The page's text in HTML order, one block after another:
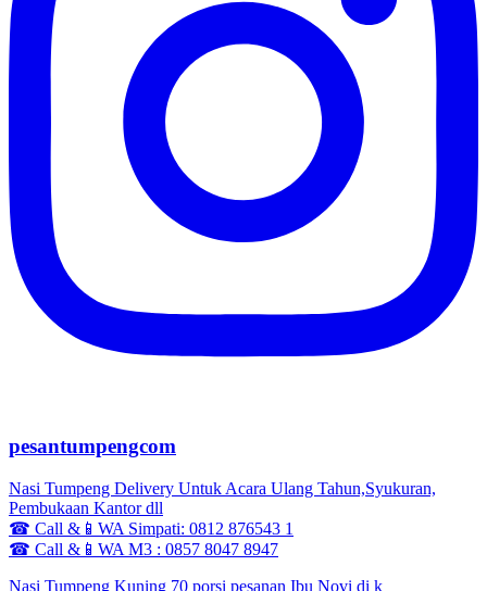
pesantumpengcom
Nasi Tumpeng Delivery Untuk Acara Ulang Tahun,Syukuran,
Pembukaan Kantor dll
☎ Call &📱WA Simpati: 0812 876543 1
☎ Call &📱WA M3 : 0857 8047 8947
Nasi Tumpeng Kuning 70 porsi pesanan Ibu Novi di k